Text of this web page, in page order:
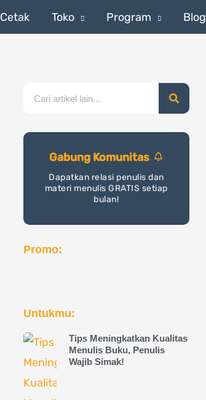
Cetak Toko Program Blog
Gabung Komunitas
Dapatkan relasi penulis dan
materi menulis GRATIS setiap
bulan!
Promo:
Untukmu:
Tips Meningkatkan Kualitas
Menulis Buku, Penulis
Wajib Simak!